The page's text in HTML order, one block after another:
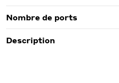
Nombre de ports
Description